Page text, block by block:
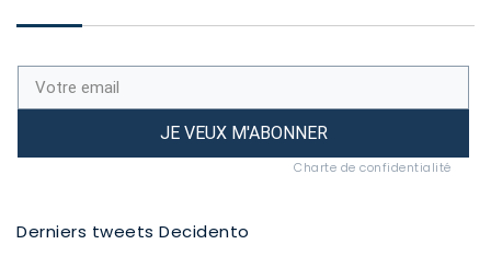
JE VEUX M'ABONNER
Charte de confidentialité
Derniers tweets Decidento